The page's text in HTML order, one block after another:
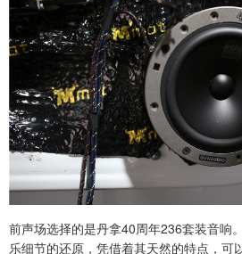
前声场选择的是丹拿40周年236套装音响
乐细节的还原，凭借着其天然的特点，可